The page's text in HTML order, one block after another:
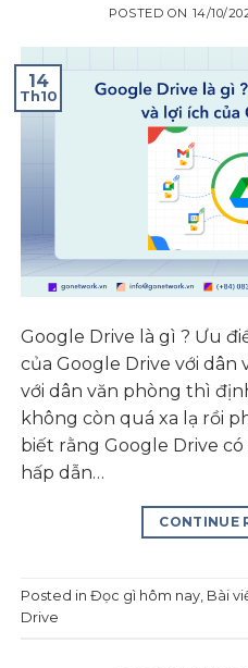
POSTED ON 14/10/
14
Th10
Google Drive là gì ? Ưu
của Google Drive với dân
với dân văn phòng thì
không còn quá xa lạ rồi
biết rằng Google Drive
hấp dẫn…
CONTINUE
Posted inĐọc gì hôm nay, Bài
Drive